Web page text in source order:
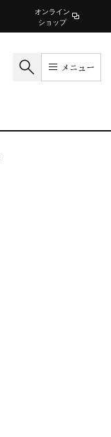
オンライン
ショップ
メニュー